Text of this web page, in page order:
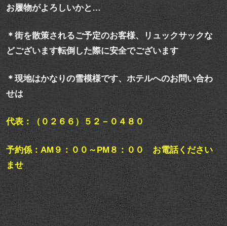
お履物がよろしいかと…
＊街を散策されるご予定のお客様、リュックサックな
どございます転倒した際に安全でございます
＊現地はかなりの雪模様です、ホテルへのお問い合わ
せは
代表：（０２６６）５２－０４８０
予約係：AM９：００～PM８：００ お電話ください
ませ